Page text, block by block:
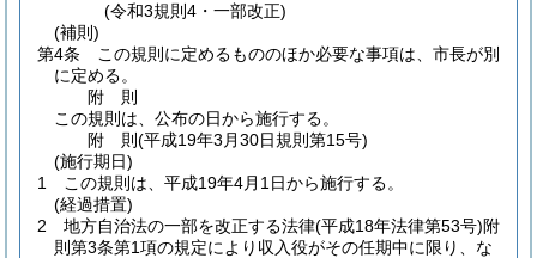
(令和3規則4・一部改正)
(補則)
第4条
この規則に定めるもののほか必要な事項は、市長が別
に定める。
附 則
この規則は、公布の日から施行する。
附 則(平成19年3月30日規則第15号)
(施行期日)
1
この規則は、平成19年4月1日から施行する。
(経過措置)
2
地方自治法の一部を改正する法律(平成18年法律第53号)附
則第3条第1項の規定により収入役がその任期中に限り、な